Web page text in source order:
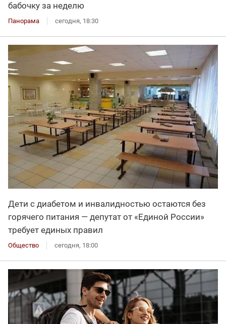
бабочку за неделю
Панорама сегодня, 18:30
Дети с диабетом и инвалидностью остаются без
горячего питания — депутат от «Единой России»
требует единых правил
Общество сегодня, 18:00